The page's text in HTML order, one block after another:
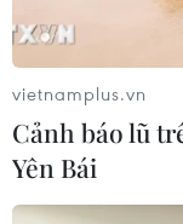
vietnamplus.vn
Cảnh báo lũ
Yên Bái